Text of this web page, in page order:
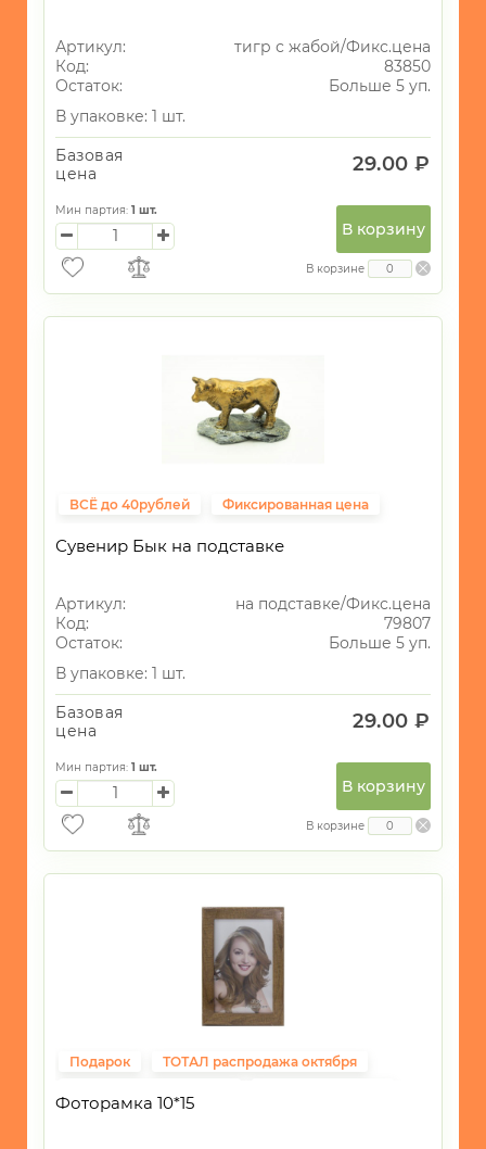
Артикул:
тигр с жабой/Фикс.цена
Код:
83850
Остаток:
Больше 5 уп.
В упаковке: 1 шт.
Базовая
цена
29.00 ₽
Мин партия: 1 шт.
В корзину
В корзине
ВСЁ до 40рублей Фиксированная цена
Сувенир Бык на подставке
Артикул:
на подставке/Фикс.цена
Код:
79807
Остаток:
Больше 5 уп.
В упаковке: 1 шт.
Базовая
цена
29.00 ₽
Мин партия: 1 шт.
В корзину
В корзине
Подарок
ТОТАЛ распродажа октября
Фиксированная цена
Фоторамка 10*15